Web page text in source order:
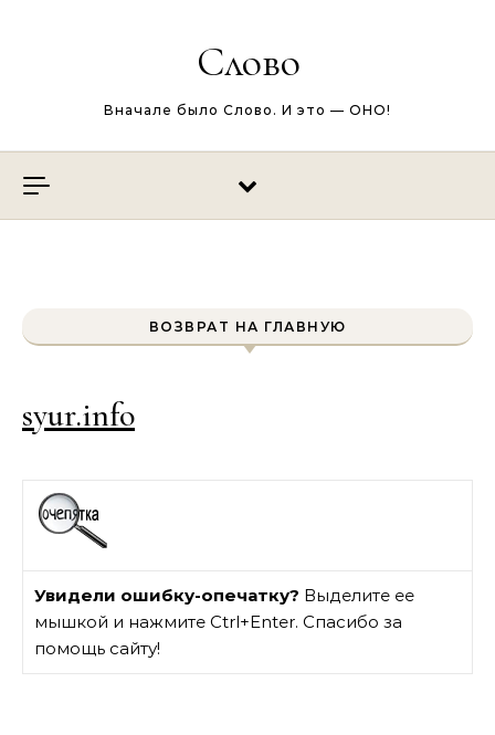
Слово
Вначале было Слово. И это — ОНО!
ВОЗВРАТ НА ГЛАВНУЮ
syur.info
Увидели ошибку-опечатку? Выделите ее
мышкой и нажмите Ctrl+Enter. Спасибо за
помощь сайту!